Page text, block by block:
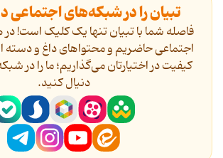
تبیان را در شبکه‌های اجتماعی
فاصله شما با تبیان تنها یک کلیک است!
اجتماعی حاضریم و محتواهای داغ و دسته
کیفیت در اختیارتان می‌گذاریم؛ ما را در
دنیال کنید.